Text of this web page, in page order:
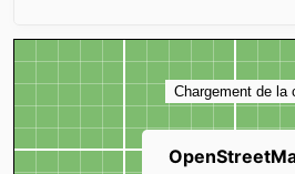
Carte
Chargement de la